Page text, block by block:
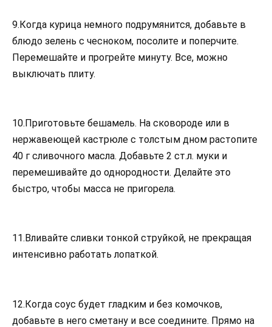
9.Когда курица немного подрумянится, добавьте в
блюдо зелень с чесноком, посолите и поперчите.
Перемешайте и прогрейте минуту. Все, можно
выключать плиту.
10.Приготовьте бешамель. На сковороде или в
нержавеющей кастрюле с толстым дном растопите
40 г сливочного масла. Добавьте 2 ст.л. муки и
перемешивайте до однородности. Делайте это
быстро, чтобы масса не пригорела.
11.Вливайте сливки тонкой струйкой, не прекращая
интенсивно работать лопаткой.
12.Когда соус будет гладким и без комочков,
добавьте в него сметану и все соедините. Прямо на